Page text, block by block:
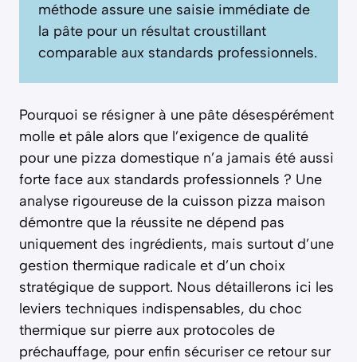
méthode assure une saisie immédiate de
la pâte pour un résultat croustillant
comparable aux standards professionnels.
Pourquoi se résigner à une pâte désespérément
molle et pâle alors que l’exigence de qualité
pour une pizza domestique n’a jamais été aussi
forte face aux standards professionnels ? Une
analyse rigoureuse de la cuisson pizza maison
démontre que la réussite ne dépend pas
uniquement des ingrédients, mais surtout d’une
gestion thermique radicale et d’un choix
stratégique de support. Nous détaillerons ici les
leviers techniques indispensables, du choc
thermique sur pierre aux protocoles de
préchauffage, pour enfin sécuriser ce retour sur